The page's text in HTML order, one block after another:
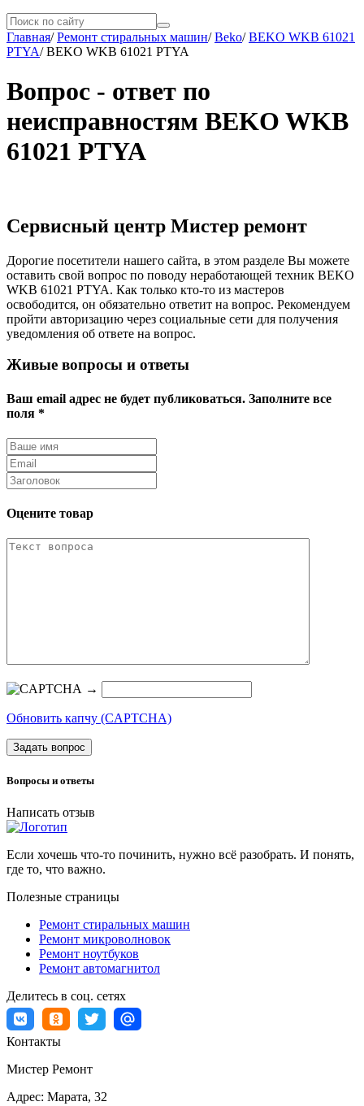
Главная/Ремонт стиральных машин/Beko/BEKO WKB 61021
PTYA/BEKO WKB 61021 PTYA
Вопрос - ответ по
неисправностям BEKO WKB
61021 PTYA
Сервисный центр Мистер ремонт
Дорогие посетители нашего сайта, в этом разделе Вы можете
оставить свой вопрос по поводу неработающей техник BEKO
WKB 61021 PTYA. Как только кто-то из мастеров
освободится, он обязательно ответит на вопрос. Рекомендуем
пройти авторизацию через социальные сети для получения
уведомления об ответе на вопрос.
Живые вопросы и ответы
Ваш email адрес не будет публиковаться. Заполните все
поля *
Оцените товар
→
Обновить капчу (CAPTCHA)
Задать вопрос
Вопросы и ответы
Написать отзыв
Если хочешь что-то починить, нужно всё разобрать. И понять,
где то, что важно.
Полезные страницы
Ремонт стиральных машин
Ремонт микроволновок
Ремонт ноутбуков
Ремонт автомагнитол
Делитесь в соц. сетях
Контакты
Мистер Ремонт
Адрес: Марата, 32